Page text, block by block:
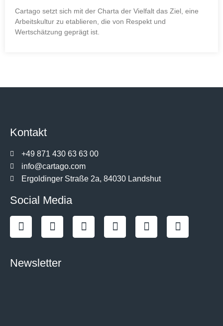
Cartago setzt sich mit der Charta der Vielfalt das Ziel, eine
Arbeitskultur zu etablieren, die von Respekt und
Wertschätzung geprägt ist.
Kontakt
+49 871 430 63 63 00
info@cartago.com
Ergoldinger Straße 2a, 84030 Landshut
Social Media
Newsletter